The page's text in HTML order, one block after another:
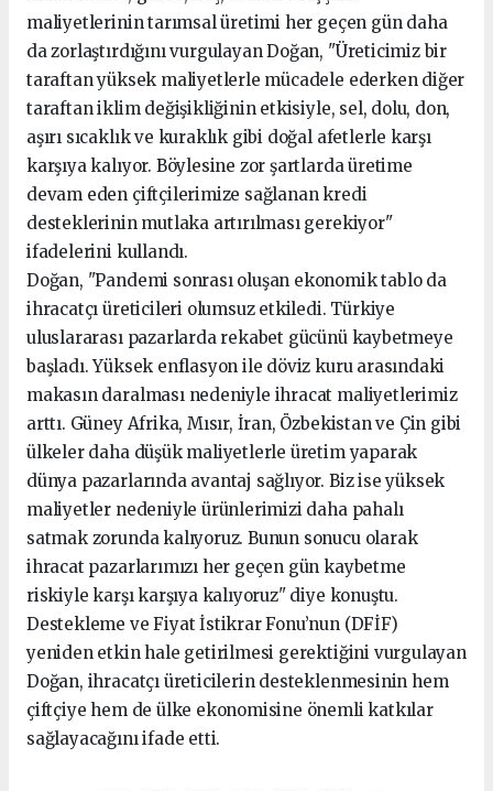
maliyetlerinin tarımsal üretimi her geçen gün daha
da zorlaştırdığını vurgulayan Doğan, "Üreticimiz bir
taraftan yüksek maliyetlerle mücadele ederken diğer
taraftan iklim değişikliğinin etkisiyle, sel, dolu, don,
aşırı sıcaklık ve kuraklık gibi doğal afetlerle karşı
karşıya kalıyor. Böylesine zor şartlarda üretime
devam eden çiftçilerimize sağlanan kredi
desteklerinin mutlaka artırılması gerekiyor"
ifadelerini kullandı.
Doğan, "Pandemi sonrası oluşan ekonomik tablo da
ihracatçı üreticileri olumsuz etkiledi. Türkiye
uluslararası pazarlarda rekabet gücünü kaybetmeye
başladı. Yüksek enflasyon ile döviz kuru arasındaki
makasın daralması nedeniyle ihracat maliyetlerimiz
arttı. Güney Afrika, Mısır, İran, Özbekistan ve Çin gibi
ülkeler daha düşük maliyetlerle üretim yaparak
dünya pazarlarında avantaj sağlıyor. Biz ise yüksek
maliyetler nedeniyle ürünlerimizi daha pahalı
satmak zorunda kalıyoruz. Bunun sonucu olarak
ihracat pazarlarımızı her geçen gün kaybetme
riskiyle karşı karşıya kalıyoruz" diye konuştu.
Destekleme ve Fiyat İstikrar Fonu’nun (DFİF)
yeniden etkin hale getirilmesi gerektiğini vurgulayan
Doğan, ihracatçı üreticilerin desteklenmesinin hem
çiftçiye hem de ülke ekonomisine önemli katkılar
sağlayacağını ifade etti.